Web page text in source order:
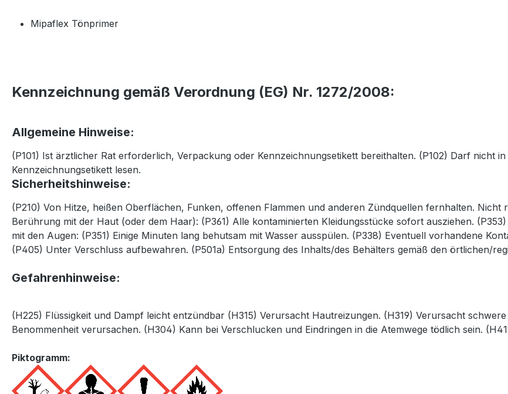
Mipaflex Tönprimer
Kennzeichnung gemäß Verordnung (EG) Nr. 1272/2008:
Allgemeine Hinweise:
(P101) Ist ärztlicher Rat erforderlich, Verpackung oder Kennzeichnungsetikett bereithalten. (P102) Darf nicht
Kennzeichnungsetikett lesen.
Sicherheitshinweise:
(P210) Von Hitze, heißen Oberflächen, Funken, offenen Flammen und anderen Zündquellen fernhalten. Nicht
Berührung mit der Haut (oder dem Haar): (P361) Alle kontaminierten Kleidungsstücke sofort ausziehen.
mit den Augen: (P351) Einige Minuten lang behutsam mit Wasser ausspülen. (P338) Eventuell vorhandene
(P405) Unter Verschluss aufbewahren. (P501a) Entsorgung des Inhalts/des Behälters gemäß den örtlichen/
Gefahrenhinweise:
(H225) Flüssigkeit und Dampf leicht entzündbar (H315) Verursacht Hautreizungen. (H319) Verursacht
Benommenheit verursachen. (H304) Kann bei Verschlucken und Eindringen in die Atemwege tödlich sein.
Piktogramm: